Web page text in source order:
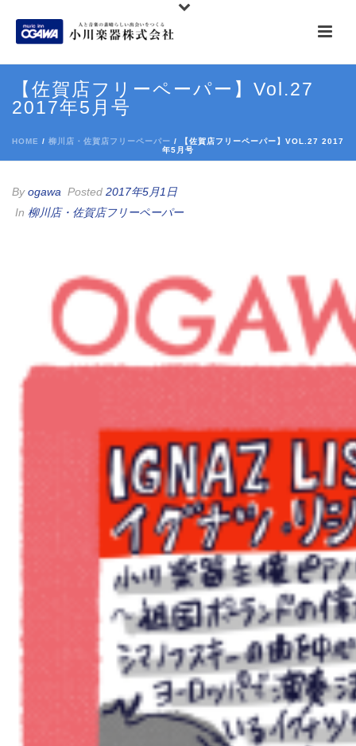
【佐賀店フリーペーパー】Vol.27
2017年5月号
HOME / 柳川店・佐賀店フリーペーパー / 【佐賀店フリーペーパー】VOL.27 2017
年5月号
Byogawa Posted 2017年5月1日
In 柳川店・佐賀店フリーペーパー